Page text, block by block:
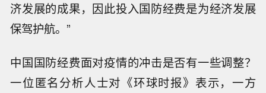
济发展的成果，因此投入国防经费是为经济发展
保驾护航。”
中国国防经费面对疫情的冲击是否有一些调整？
一位匿名分析人士对《环球时报》表示，一方